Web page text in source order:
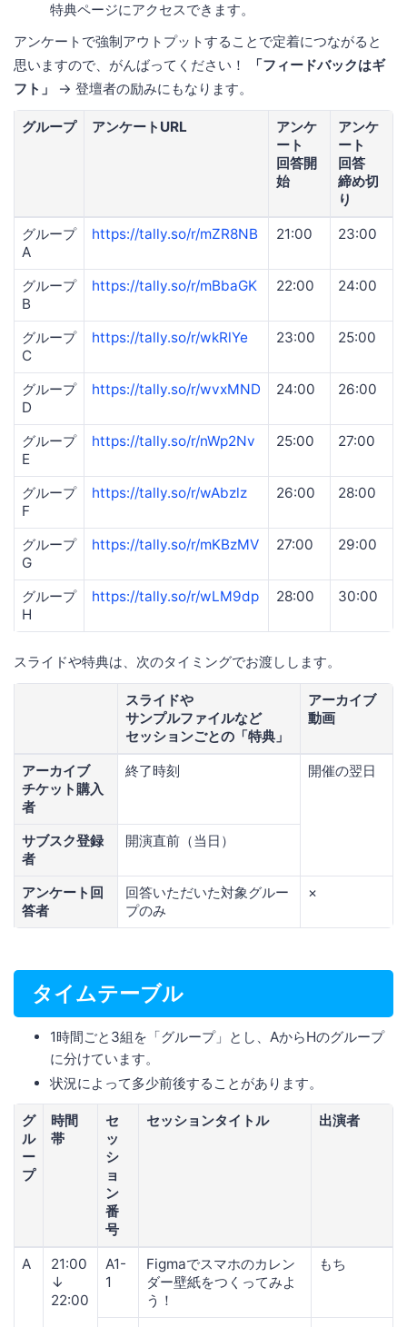
特典ページにアクセスできます。
アンケートで強制アウトプットすることで定着につながると
思いますので、がんばってください！
「フィードバックはギ
フト」
→ 登壇者の励みにもなります。
グループ アンケートURL
アンケ
ート
回答開
始
アンケ
ート
回答
締め切
り
グループ
A
https://tally.so/r/mZR8NB 21:00 23:00
グループ
B
https://tally.so/r/mBbaGK 22:00 24:00
グループ
C
https://tally.so/r/wkRlYe 23:00 25:00
グループ
D
https://tally.so/r/wvxMND 24:00 26:00
グループ
E
https://tally.so/r/nWp2Nv 25:00 27:00
グループ
F
https://tally.so/r/wAbzlz 26:00 28:00
グループ
G
https://tally.so/r/mKBzMV 27:00 29:00
グループ
H
https://tally.so/r/wLM9dp 28:00 30:00
スライドや特典は、次のタイミングでお渡しします。
スライドや
サンプルファイルなど
セッションごとの「特典」
アーカイブ
動画
アーカイブ
チケット購入
者
終了時刻 開催の翌日
サブスク登録
者
開演直前（当日）
アンケート回
答者
回答いただいた対象グルー
プのみ
×
タイムテーブル
1時間ごと3組を「グループ」とし、AからHのグループ
に分けています。
状況によって多少前後することがあります。
グ
ル
ー
プ
時間
帯
セ
ッ
シ
ョ
ン
番
号
セッションタイトル 出演者
A
21:00
↓
22:00
A1-
1
Figmaでスマホのカレン
ダー壁紙をつくってみよ
う！
もち